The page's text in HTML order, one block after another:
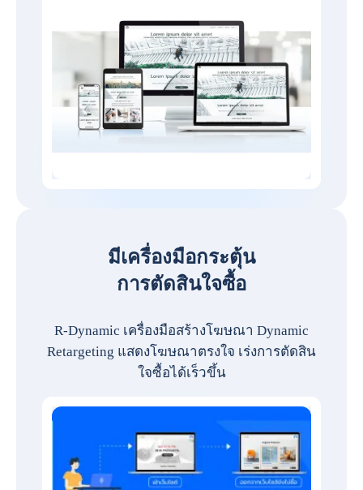
มีเครื่องมือกระตุ้น
การตัดสินใจซื้อ
R-Dynamic เครื่องมือสร้างโฆษณา Dynamic
Retargeting แสดงโฆษณาตรงใจ เร่งการตัดสิน
ใจซื้อได้เร็วขึ้น